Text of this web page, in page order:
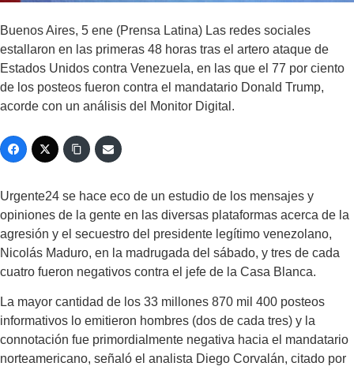
Buenos Aires, 5 ene (Prensa Latina) Las redes sociales
estallaron en las primeras 48 horas tras el artero ataque de
Estados Unidos contra Venezuela, en las que el 77 por ciento
de los posteos fueron contra el mandatario Donald Trump,
acorde con un análisis del Monitor Digital.
Urgente24 se hace eco de un estudio de los mensajes y
opiniones de la gente en las diversas plataformas acerca de la
agresión y el secuestro del presidente legítimo venezolano,
Nicolás Maduro, en la madrugada del sábado, y tres de cada
cuatro fueron negativos contra el jefe de la Casa Blanca.
La mayor cantidad de los 33 millones 870 mil 400 posteos
informativos lo emitieron hombres (dos de cada tres) y la
connotación fue primordialmente negativa hacia el mandatario
norteamericano, señaló el analista Diego Corvalán, citado por